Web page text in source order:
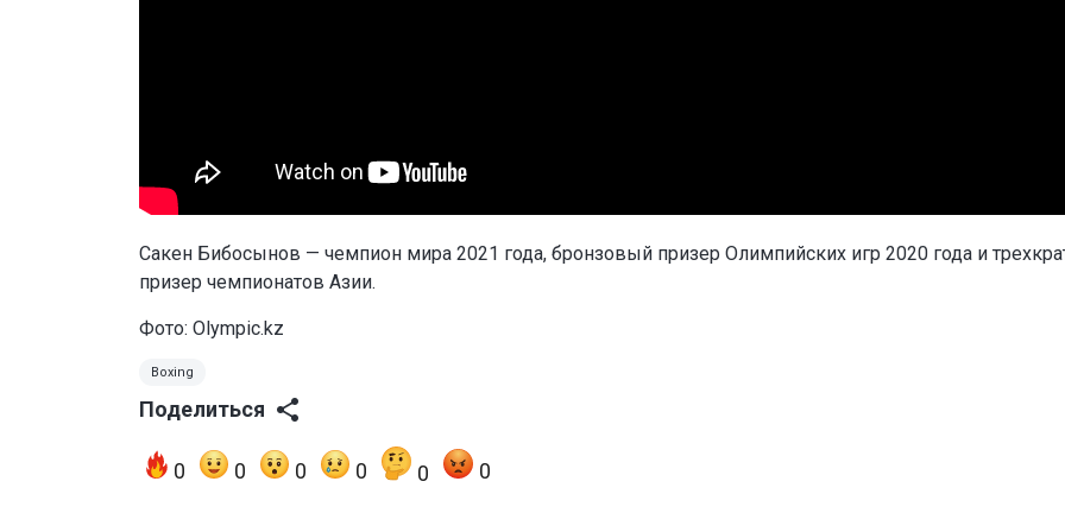
Сакен Бибосынов — чемпион мира 2021 года, бронзовый призер Олимпийских игр 2020 года и
призер чемпионатов Азии.
Фото: Olympic.kz
Boxing
Поделиться
0 0 0 0 0 0